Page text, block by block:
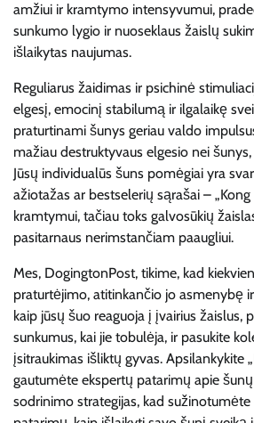
amžiui ir kramtymo intensyvumui,
sunkumo lygio ir nuoseklaus žaislų
išlaikytas naujumas.
Reguliarus žaidimas ir psichinė
elgesį, emocinį stabilumą ir ilgalaikę
praturtinami šunys geriau valdo
mažiau destruktyvaus elgesio nei
Jūsų individualūs šuns pomėgiai yra
ažiotažas ar bestselerių sąrašai – „Kong
kramtymui, tačiau toks galvosūkių
pasitarnaus nerimstančiam paaugliui.
Mes, DogingtonPost, tikime, kad
praturtėjimo, atitinkančio jo asmenybę
kaip jūsų šuo reaguoja į įvairius žaislus,
sunkumus, kai jie tobulėja, ir pasukite
įsitraukimas išliktų gyvas. Apsilankykite
gautumėte ekspertų patarimų apie
sodrinimo strategijas, kad sužinotumėte